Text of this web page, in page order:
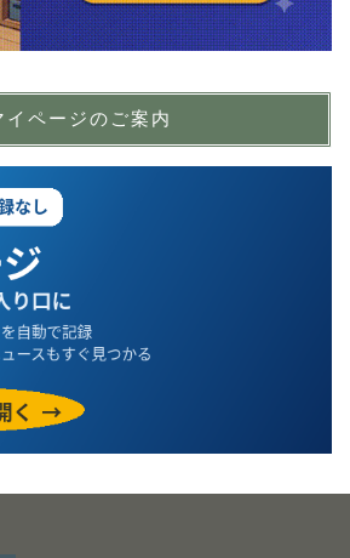
イページのご案内